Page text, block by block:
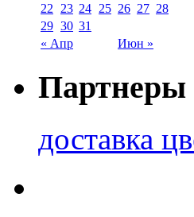
« Апр Июн »
22 23 24 25 26 27 28
29 30 31
Партнеры
доставка